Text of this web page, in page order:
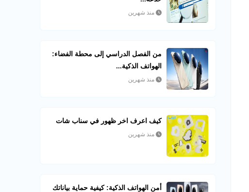
منذ شهرين
من الفصل الدراسي إلى محطة الفضاء:
الهواتف الذكية...
منذ شهرين
كيف اعرف اخر ظهور في سناب شات​
منذ شهرين
أمن الهواتف الذكية: كيفية حماية بياناتك